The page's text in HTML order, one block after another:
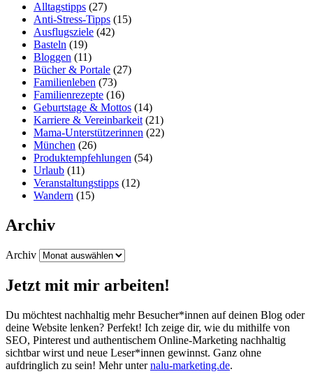
Alltagstipps (27)
Anti-Stress-Tipps (15)
Ausflugsziele (42)
Basteln (19)
Bloggen (11)
Bücher & Portale (27)
Familienleben (73)
Familienrezepte (16)
Geburtstage & Mottos (14)
Karriere & Vereinbarkeit (21)
Mama-Unterstützerinnen (22)
München (26)
Produktempfehlungen (54)
Urlaub (11)
Veranstaltungstipps (12)
Wandern (15)
Archiv
Archiv
Jetzt mit mir arbeiten!
Du möchtest nachhaltig mehr Besucher*innen auf deinen Blog oder
deine Website lenken? Perfekt! Ich zeige dir, wie du mithilfe von
SEO, Pinterest und authentischem Online-Marketing nachhaltig
sichtbar wirst und neue Leser*innen gewinnst. Ganz ohne
aufdringlich zu sein! Mehr unternalu-marketing.de.